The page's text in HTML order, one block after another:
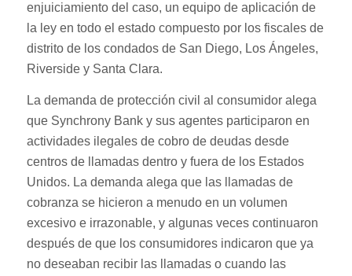
enjuiciamiento del caso, un equipo de aplicación de
la ley en todo el estado compuesto por los fiscales de
distrito de los condados de San Diego, Los Ángeles,
Riverside y Santa Clara.
La demanda de protección civil al consumidor alega
que Synchrony Bank y sus agentes participaron en
actividades ilegales de cobro de deudas desde
centros de llamadas dentro y fuera de los Estados
Unidos. La demanda alega que las llamadas de
cobranza se hicieron a menudo en un volumen
excesivo e irrazonable, y algunas veces continuaron
después de que los consumidores indicaron que ya
no deseaban recibir las llamadas o cuando las